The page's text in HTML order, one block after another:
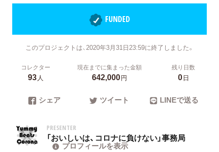
FUNDED
このプロジェクトは、2020年3月31日23:59に終了しました。
コレクター
93人
現在までに集まった金額
642,000円
残り日数
0日
シェア ツイート LINEで送る
PRESENTER
「おいしいは、コロナに負けない」事務局
プロフィールを表示